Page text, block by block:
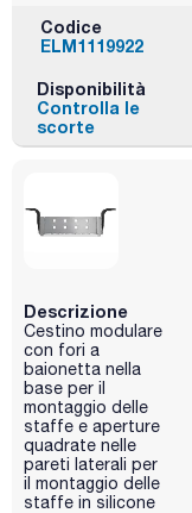
Codice
ELM1119922
Disponibilità
Controlla le
scorte
Descrizione
Cestino modulare
con fori a
baionetta nella
base per il
montaggio delle
staffe e aperture
quadrate nelle
pareti laterali per
il montaggio delle
staffe in silicone